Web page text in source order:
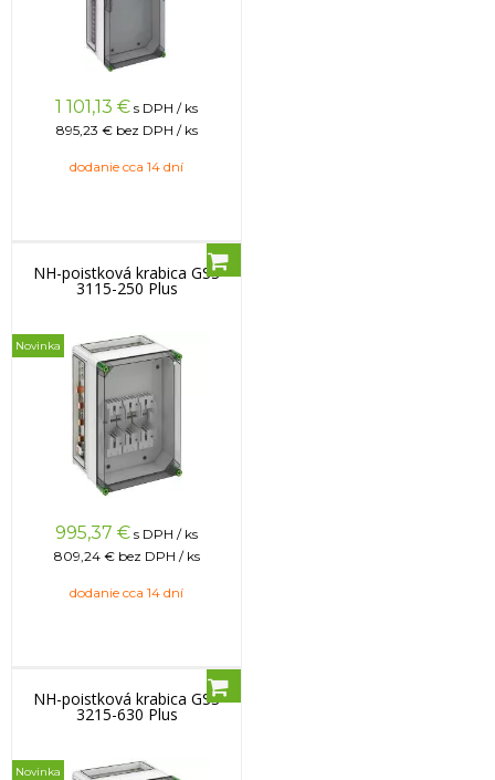
1 101,13 € s DPH / ks
895,23 € bez DPH / ks
dodanie cca 14 dní
NH-poistková krabica GSS
3115-250 Plus
Novinka
995,37 € s DPH / ks
809,24 € bez DPH / ks
dodanie cca 14 dní
NH-poistková krabica GSS
3215-630 Plus
Novinka